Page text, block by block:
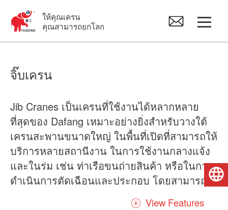
ให้คุณเครน
คุณสามารถยกโลก
จิ๊บเครน
รอกไฟฟ้า
อะไหล่เครน
จิ๊บเครน
Jib Cranes เป็นเครนที่ใช้งานได้หลากหลาย
ที่สุดของ Dafang เหมาะอย่างยิ่งสำหรับวางใต้
เครนสะพานขนาดใหญ่ ในพื้นที่เปิดที่สามารถให้
บริการหลายสถานีงาน ในการใช้งานกลางแจ้ง
และในร่ม เช่น ท่าเรือขนถ่ายสินค้า หรือในการ
ดำเนินการตัดเฉือนและประกอบ โดยสามารถ
ซ้อนทับกับแขนจับอื่นๆ เพื่อให้การทำงานแบบ
View Features
ไทย